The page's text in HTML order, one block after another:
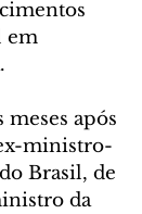
em
após
ministro-
Brasil, de
da